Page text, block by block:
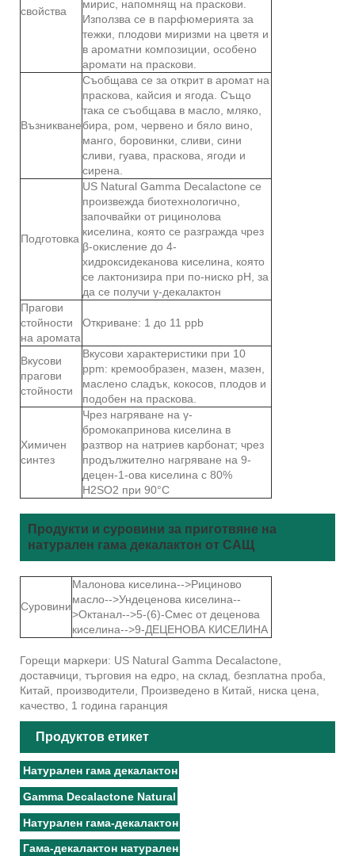
свойства
мирис, напомнящ на праскови.
Използва се в парфюмерията за
тежки, плодови миризми на цветя и
в ароматни композиции, особено
аромати на праскови.
Възникване
Съобщава се за открит в аромат на
праскова, кайсия и ягода. Също
така се съобщава в масло, мляко,
бира, ром, червено и бяло вино,
манго, боровинки, сливи, сини
сливи, гуава, праскова, ягоди и
сирена.
Подготовка
US Natural Gamma Decalactone се
произвежда биотехнологично,
започвайки от рицинолова
киселина, която се разгражда чрез
β-окисление до 4-
хидроксидеканова киселина, която
се лактонизира при по-ниско рН, за
да се получи γ-декалактон
Прагови
стойности
на аромата
Откриване: 1 до 11 ppb
Вкусови
прагови
стойности
Вкусови характеристики при 10
ppm: кремообразен, мазен, мазен,
маслено сладък, кокосов, плодов и
подобен на праскова.
Химичен
синтез
Чрез нагряване на γ-
бромокапринова киселина в
разтвор на натриев карбонат; чрез
продължително нагряване на 9-
децен-1-ова киселина с 80%
H2SO2 при 90°C
Продукти и суровини за приготвяне на
натурален гама декалактон от САЩ
Суровини
Малонова киселина-->Рициново
масло-->Ундеценова киселина--
>Октанал-->5-(6)-Смес от деценова
киселина-->9-ДЕЦЕНОВА КИСЕЛИНА
Горещи маркери: US Natural Gamma Decalactone,
доставчици, търговия на едро, на склад, безплатна проба,
Китай, производители, Произведено в Китай, ниска цена,
качество, 1 година гаранция
Продуктов етикет
Натурален гама декалактон
Gamma Decalactone Natural
Натурален гама-декалактон
Гама-декалактон натурален